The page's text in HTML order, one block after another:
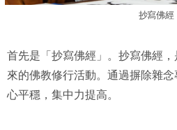
抄寫佛經
首先是「抄寫佛經」。抄寫佛經
來的佛教修行活動。通過摒除雜
心平穩，集中力提高。